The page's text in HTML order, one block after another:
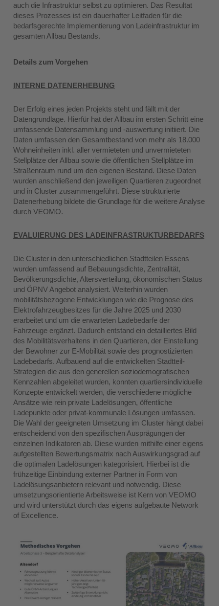
auch die Infrastruktur selbst zu optimieren. Das Resultat
dieses Prozesses ist ein dauerhafter Leitfaden für die
bedarfsgerechte Implementierung von Ladeinfrastruktur im
gesamten Allbau Bestands.
Details zum Vorgehen
INTERNE DATENERHEBUNG
Der Erfolg eines jeden Projekts steht und fällt mit der
Datengrundlage. Hierfür hat der Allbau im ersten Schritt eine
umfassende Datensammlung und -auswertung initiiert. Die
Daten umfassen den Gesamtbestand von mehr als 18.000
Wohneinheiten inkl. aller vermieteten und unvermieteten
Stellplätze der Allbau sowie die öffentlichen Stellplätze im
Straßenraum rund um den eigenen Bestand. Diese Daten
wurden anschließend den jeweiligen Quartieren zugeordnet
und in Cluster zusammengeführt. Diese strukturierte
Datenerhebung bildete die Grundlage für die weitere Analyse
durch VEOMO.
EVALUIERUNG DES LADEINFRASTRUKTURBEDARFS
Die Cluster in den unterschiedlichen Stadtteilen Essens
wurden umfassend auf Bebauungsdichte, Zentralität,
Bevölkerungsdichte, Altersverteilung, ökonomischen Status
und ÖPNV Angebot analysiert. Weiterhin wurden
mobilitätsbezogene Entwicklungen wie die Prognose des
Elektrofahrzeugbesitzes für die Jahre 2025 und 2030
erarbeitet und um die erwarteten Ladebedarfe der
Fahrzeuge ergänzt. Dadurch entstand ein detailliertes Bild
des Mobilitätsverhaltens in den Quartieren, der Einstellung
der Bewohner zur E-Mobilität sowie des prognostizierten
Ladebedarfs. Aufbauend auf die entwickelten Stadtteil-
Strategien die aus den generellen soziodemografischen
Kennzahlen abgeleitet wurden, konnten quartiersindividuelle
Konzepte entwickelt werden, die verschiedene mögliche
Ansätze wie rein private Ladelösungen, öffentliche
Ladepunkte oder privat-kommunale Lösungen umfassen.
Die Wahl der geeigneten Umsetzung im Cluster hängt dabei
entscheidend von den spezifischen Ausprägungen der
einzelnen Indikatoren ab. Diese wurden mithilfe einer eigens
aufgestellten Bewertungsmatrix nach Auswirkungsgrad auf
die optimalen Ladelösungen kategorisiert. Hierbei ist die
frühzeitige Einbindung externer Partner in Form von
Ladelösungsanbietern relevant und notwendig. Diese
umsetzungsorientierte Arbeitsweise ist Kern von VEOMO
und wird unterstützt durch das eigens aufgebaute Network
of Excellence.